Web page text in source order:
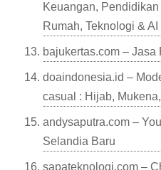
Keuangan,
Rumah, Teknologi & AI
bajukertas.com –
doaindonesia.id –
casual : Hijab,
andysaputra.com –
Selandia Baru
sapateknologi.com –